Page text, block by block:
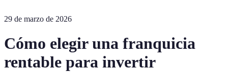
29 de marzo de 2026
Cómo elegir una franquicia
rentable para invertir